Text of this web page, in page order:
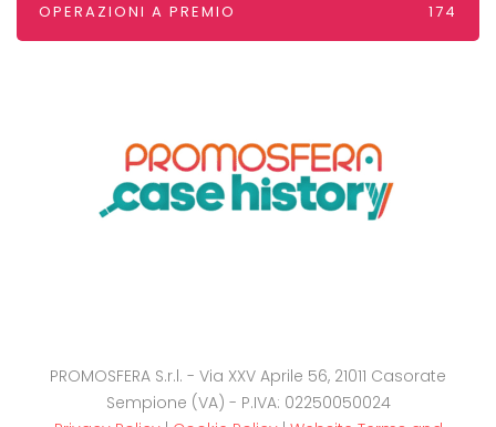
OPERAZIONI A PREMIO 174
PROMOSFERA S.r.l. - Via XXV Aprile 56, 21011 Casorate
Sempione (VA) - P.IVA: 02250050024